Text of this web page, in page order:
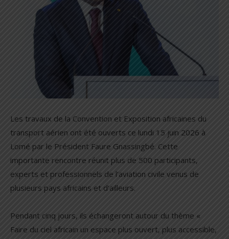
Les travaux de la Convention et Exposition africaines du
transport aérien ont été ouverts ce lundi 15 juin 2026 à
Lomé par le Président Faure Gnassingbé. Cette
importante rencontre réunit plus de 500 participants,
experts et professionnels de l’aviation civile venus de
plusieurs pays africains et d’ailleurs.
Pendant cinq jours, ils échangeront autour du thème «
Faire du ciel africain un espace plus ouvert, plus accessible,